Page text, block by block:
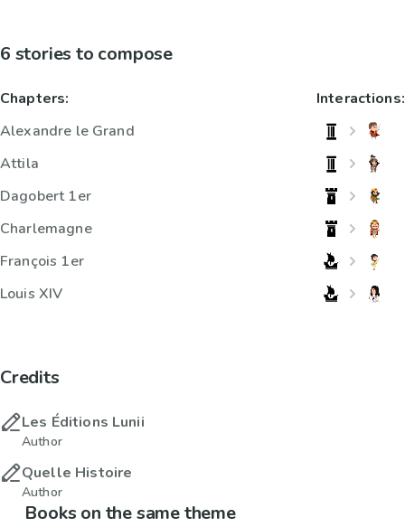
6 stories to compose
Chapters:
Alexandre le Grand
Attila
Dagobert 1er
Charlemagne
François 1er
Louis XIV
Interactions:
Credits
Les Éditions Lunii
Author
Quelle Histoire
Author
Books on the same theme